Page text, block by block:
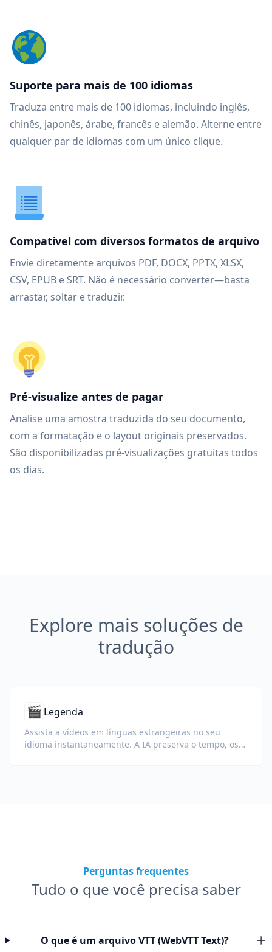
Suporte para mais de 100 idiomas
Traduza entre mais de 100 idiomas, incluindo inglês,
chinês, japonês, árabe, francês e alemão. Alterne entre
qualquer par de idiomas com um único clique.
Compatível com diversos formatos de arquivo
Envie diretamente arquivos PDF, DOCX, PPTX, XLSX,
CSV, EPUB e SRT. Não é necessário converter—basta
arrastar, soltar e traduzir.
Pré-visualize antes de pagar
Analise uma amostra traduzida do seu documento,
com a formatação e o layout originais preservados.
São disponibilizadas pré-visualizações gratuitas todos
os dias.
Explore mais soluções de
tradução
🎬 Legenda
Assista a vídeos em línguas estrangeiras no seu
idioma instantaneamente. A IA preserva o tempo, os
Perguntas frequentes
Tudo o que você precisa saber
O que é um arquivo VTT (WebVTT Text)?